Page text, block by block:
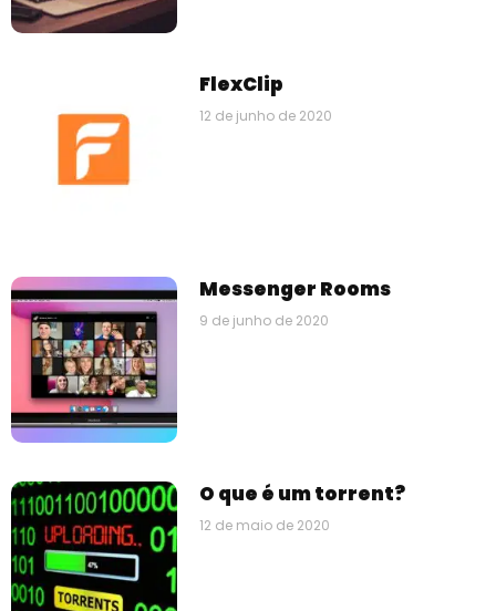
FlexClip
12 de junho de 2020
Messenger Rooms
9 de junho de 2020
O que é um torrent?
12 de maio de 2020